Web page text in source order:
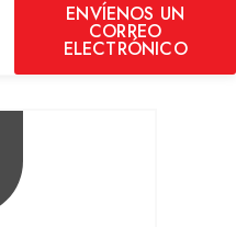
ENVÍENOS UN
CORREO
ELECTRÓNICO